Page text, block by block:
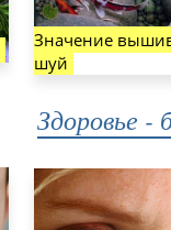
Значение
шуй
Здоровье -